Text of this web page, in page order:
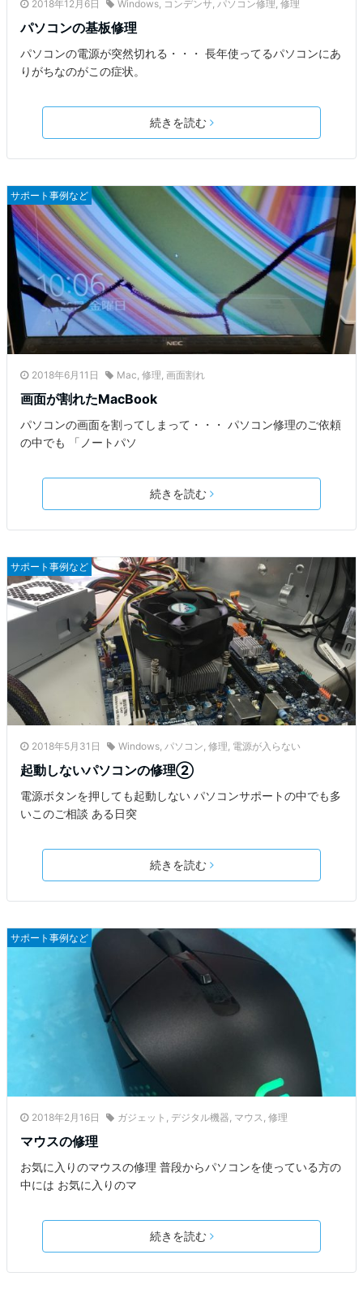
2018年12月6日 Windows, コンデンサ, パソコン修理, 修理
パソコンの基板修理
パソコンの電源が突然切れる・・・ 長年使ってるパソコンにあ
りがちなのがこの症状。
続きを読む
サポート事例など
2018年6月11日 Mac, 修理, 画面割れ
画面が割れたMacBook
パソコンの画面を割ってしまって・・・ パソコン修理のご依頼
の中でも 「ノートパソ
続きを読む
サポート事例など
2018年5月31日 Windows, パソコン, 修理, 電源が入らない
起動しないパソコンの修理②
電源ボタンを押しても起動しない パソコンサポートの中でも多
いこのご相談 ある日突
続きを読む
サポート事例など
2018年2月16日 ガジェット , デジタル機器, マウス, 修理
マウスの修理
お気に入りのマウスの修理 普段からパソコンを使っている方の
中には お気に入りのマ
続きを読む